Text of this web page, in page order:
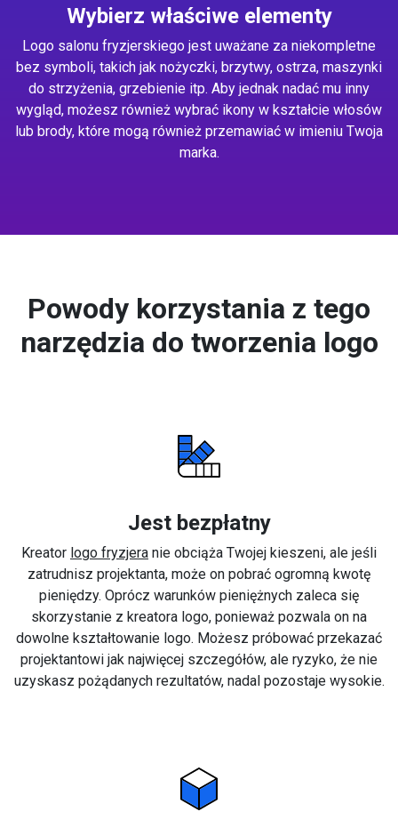
Wybierz właściwe elementy
Logo salonu fryzjerskiego jest uważane za niekompletne
bez symboli, takich jak nożyczki, brzytwy, ostrza, maszynki
do strzyżenia, grzebienie itp. Aby jednak nadać mu inny
wygląd, możesz również wybrać ikony w kształcie włosów
lub brody, które mogą również przemawiać w imieniu Twoja
marka.
Powody korzystania z tego
narzędzia do tworzenia logo
Jest bezpłatny
Kreator logo fryzjera nie obciąża Twojej kieszeni, ale jeśli
zatrudnisz projektanta, może on pobrać ogromną kwotę
pieniędzy. Oprócz warunków pieniężnych zaleca się
skorzystanie z kreatora logo, ponieważ pozwala on na
dowolne kształtowanie logo. Możesz próbować przekazać
projektantowi jak najwięcej szczegółów, ale ryzyko, że nie
uzyskasz pożądanych rezultatów, nadal pozostaje wysokie.